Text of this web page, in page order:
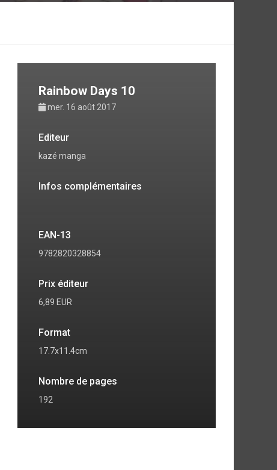
Rainbow Days 10
mer. 16 août 2017
Editeur
kazé manga
Infos complémentaires
EAN-13
9782820328854
Prix éditeur
6,89 EUR
Format
17.7x11.4cm
Nombre de pages
192